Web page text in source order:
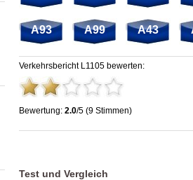
A93 A99 A43
Verkehrsbericht L1105 bewerten:
Bewertung: 2.0/5 (9 Stimmen)
Stau L1105: Unfälle, Sperrung & Baustellen |
Test und Vergleich